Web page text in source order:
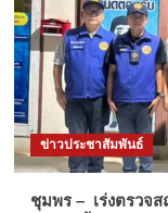
ข่าวประชาสัมพันธ์
ชุมพร – เร่งตรวจ